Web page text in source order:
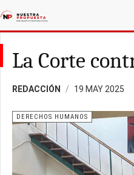
La Corte
REDACCIÓN 19 MAY 2025
DERECHOS HUMANOS